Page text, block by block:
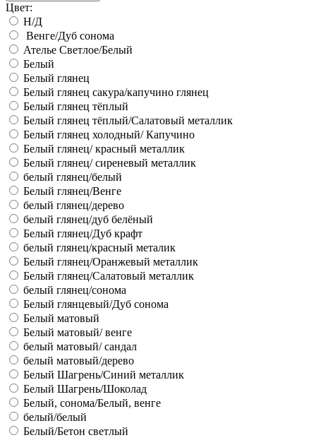
Цвет:
Н/Д
Венге/Дуб сонома
Ателье Светлое/Белый
Белый
Белый глянец
Белый глянец сакура/капучино глянец
Белый глянец тёплый
Белый глянец тёплый/Салатовый металлик
Белый глянец холодный/ Капучино
Белый глянец/ красный металлик
Белый глянец/ сиреневый металлик
белый глянец/белый
Белый глянец/Венге
белый глянец/дерево
белый глянец/дуб белёный
Белый глянец/Дуб крафт
белый глянец/красный металик
Белый глянец/Оранжевый металлик
Белый глянец/Салатовый металлик
белый глянец/сонома
Белый глянцевый/Дуб сонома
Белый матовый
Белый матовый/ венге
белый матовый/ сандал
белый матовый/дерево
Белый Шагрень/Синий металлик
Белый Шагрень/Шоколад
Белый, сонома/Белый, венге
белый/белый
Белый/Бетон светлый